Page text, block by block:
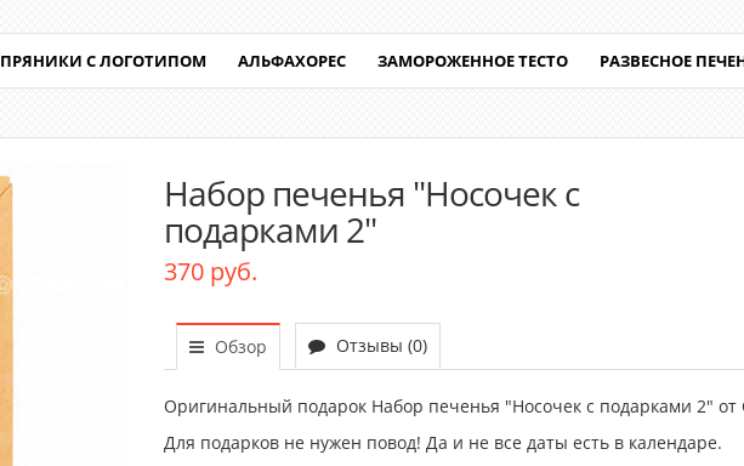
ПРЯНИКИ С ЛОГОТИПОМ АЛЬФАХОРЕС ЗАМОРОЖЕННОЕ ТЕСТО РАЗВЕСНОЕ
Набор печенья "Носочек с
подарками 2"
370 руб.
Обзор Отзывы (0)
Оригинальный подарок Набор печенья "Носочек с подарками 2"
Для подарков не нужен повод! Да и не все даты есть в календаре.